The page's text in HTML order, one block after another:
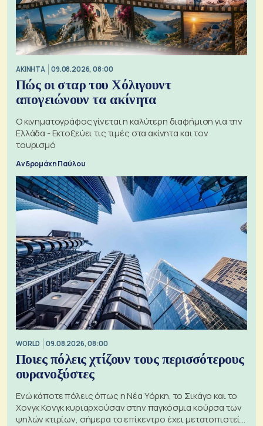
ΑΚΙΝΗΤΑ 09.08.2026, 08:00
Πώς οι σταρ του Χόλιγουντ
απογειώνουν τα ακίνητα
Ο κινηματογράφος γίνεται η καλύτερη διαφήμιση για την
Ελλάδα - Εκτοξεύει τις τιμές στα ακίνητα και τον
τουρισμό
Ανδρομάχη Παύλου
WORLD 09.08.2026, 08:00
Ποιες πόλεις χτίζουν τους περισσότερους
ουρανοξύστες
Ενώ κάποτε πόλεις όπως η Νέα Υόρκη, το Σικάγο και το
Χονγκ Κονγκ κυριαρχούσαν στην παγκόσμια κούρσα των
ψηλών κτιρίων, σήμερα το επίκεντρο έχει μετατοπιστεί